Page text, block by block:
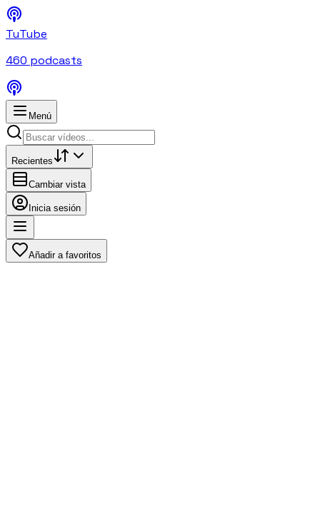
TuTube
460 podcasts
Menú
Recientes
Cambiar vista
Inicia sesión
Añadir a favoritos